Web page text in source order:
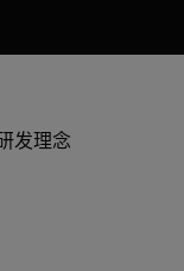
发理念